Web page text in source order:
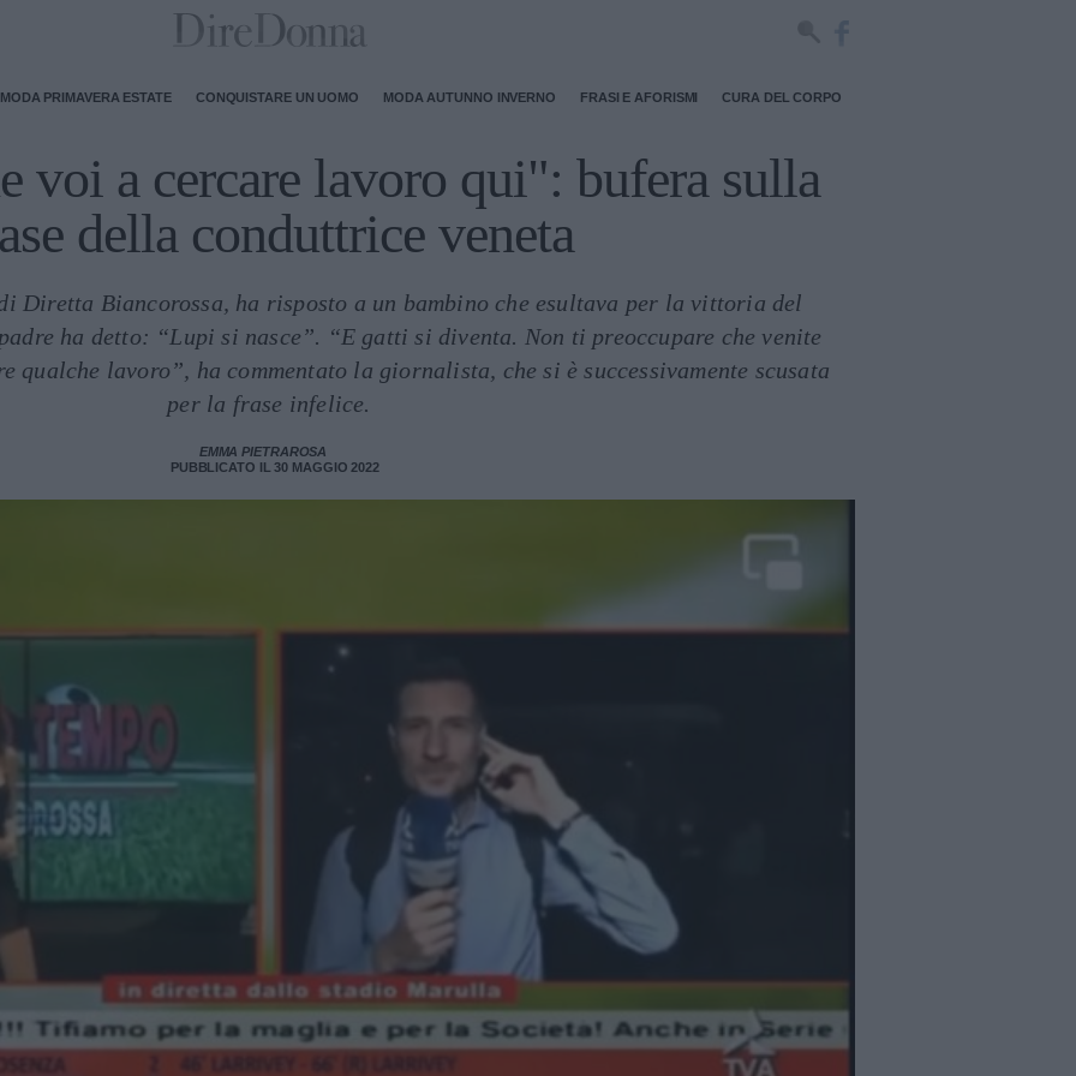
MODA PRIMAVERA ESTATE CONQUISTARE UN UOMO MODA AUTUNNO INVERNO FRASI E AFORISMI CURA DEL CORPO
voi a cercare lavoro qui": bufera sulla
della conduttrice veneta
Diretta Biancorossa, ha risposto a un bambino che esultava per la vittoria del
ha detto: “Lupi si nasce”. “E gatti si diventa. Non ti preoccupare che venite
qualche lavoro”, ha commentato la giornalista, che si è successivamente scusata
per la frase infelice.
EMMA PIETRAROSA
PUBBLICATO IL 30 MAGGIO 2022